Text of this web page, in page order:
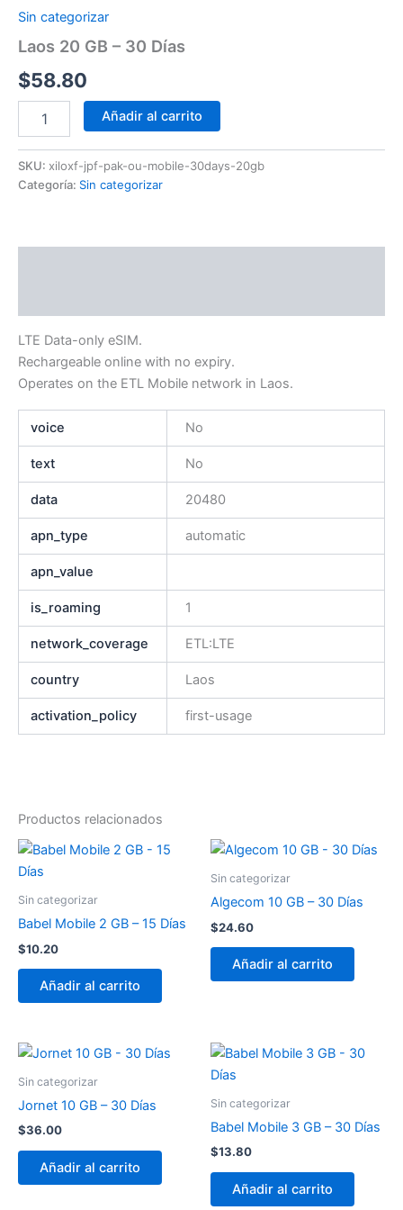
Sin categorizar
Laos 20 GB – 30 Días
$58.80
Añadir al carrito
SKU: xiloxf-jpf-pak-ou-mobile-30days-20gb
Categoría: Sin categorizar
LTE Data-only eSIM.
Rechargeable online with no expiry.
Operates on the ETL Mobile network in Laos.
voice No
text No
data 20480
apn_type automatic
apn_value
is_roaming 1
network_coverage ETL:LTE
country Laos
activation_policy first-usage
Productos relacionados
Sin categorizar
Babel Mobile 2 GB – 15 Días
$10.20
Añadir al carrito
Sin categorizar
Algecom 10 GB – 30 Días
$24.60
Añadir al carrito
Sin categorizar
Jornet 10 GB – 30 Días
$36.00
Añadir al carrito
Sin categorizar
Babel Mobile 3 GB – 30 Días
$13.80
Añadir al carrito